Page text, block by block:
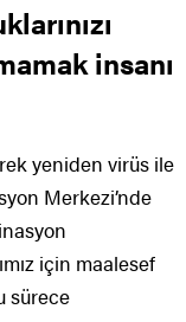
insanı
yeniden virüs ile
Merkezi’nde
için maalesef
sürece